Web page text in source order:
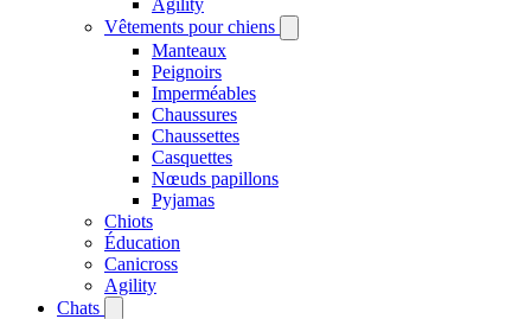
Vêtements pour chiens
Manteaux
Peignoirs
Imperméables
Chaussures
Chaussettes
Casquettes
Nœuds papillons
Pyjamas
Chiots
Éducation
Canicross
Agility
Chats